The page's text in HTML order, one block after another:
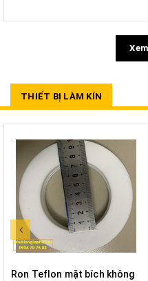
THIẾT BỊ LÀM KÍN
Ron Teflon mặt bích không